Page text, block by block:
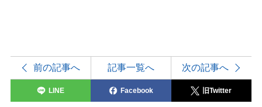
前の記事へ 記事一覧へ 次の記事へ
LINE Facebook 旧Twitter